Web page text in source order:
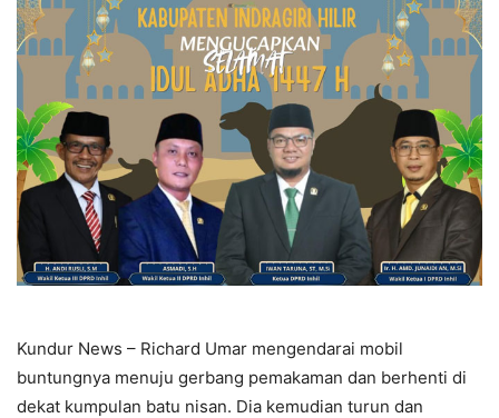
Kundur News – Richard Umar mengendarai mobil
buntungnya menuju gerbang pemakaman dan berhenti di
dekat kumpulan batu nisan. Dia kemudian turun dan